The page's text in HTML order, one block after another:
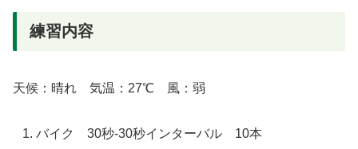
練習内容
天候：晴れ 気温：27℃ 風：弱
バイク 30秒-30秒インターバル 10本